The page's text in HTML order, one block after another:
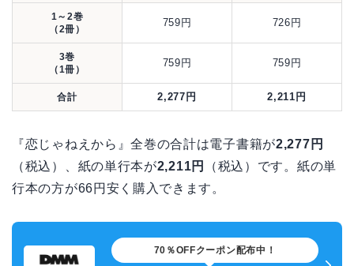
1～2巻
（2冊）
759円 726円
3巻
（1冊）
759円 759円
合計 2,277円 2,211円
『恋じゃねえから』全巻の合計は電子書籍が2,277円
（税込）、紙の単行本が2,211円
（税込）です。紙の単
行本の方が66円安く購入できます。
70％OFFクーポン配布中！